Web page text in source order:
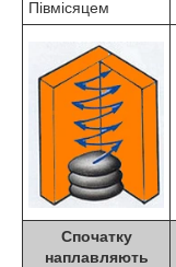
Півмісяцем
Спочатку
наплавляють